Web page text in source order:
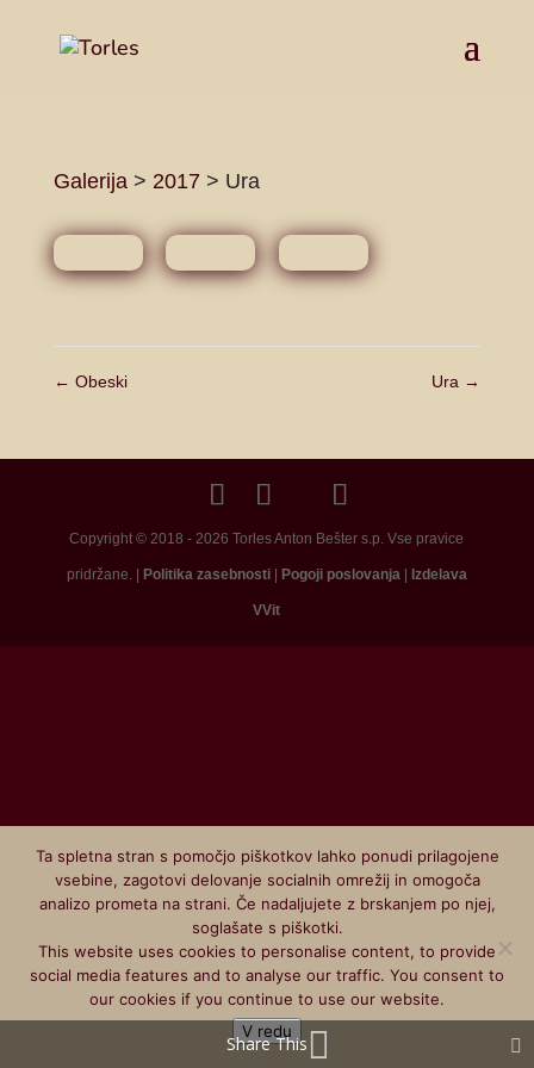
Galerija> 2017> Ura
← Obeski Ura →
Copyright © 2018 - 2026 Torles Anton Bešter s.p. Vse pravice
pridržane. | Politika zasebnosti| Pogoji poslovanja | Izdelava
VVit
Share This
Ta spletna stran s pomočjo piškotkov lahko ponudi prilagojene
vsebine, zagotovi delovanje socialnih omrežij in omogoča
analizo prometa na strani. Če nadaljujete z brskanjem po njej,
soglašate s piškotki.
This website uses cookies to personalise content, to provide
social media features and to analyse our traffic. You consent to
our cookies if you continue to use our website.
V redu